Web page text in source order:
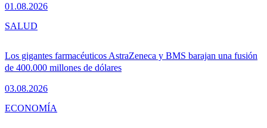
01.08.2026
Los gigantes farmacéuticos AstraZeneca y BMS barajan una fusión
de 400.000 millones de dólares
03.08.2026
SALUD
ECONOMÍA